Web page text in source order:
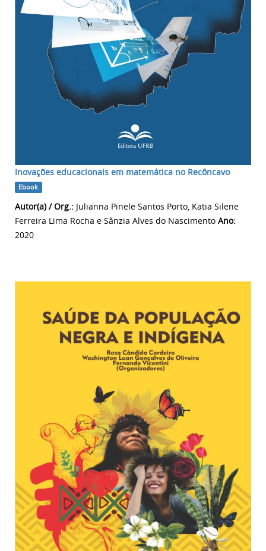
Inovações educacionais em matemática no Recôncavo
Ebook
Autor(a) / Org.: Julianna Pinele Santos Porto, Katia Silene
Ferreira Lima Rocha e Sânzia Alves do Nascimento Ano:
2020